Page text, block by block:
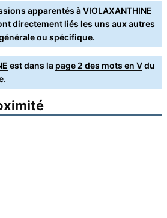
apparentés à VIOLAXANTHINE
directement liés les uns aux autres
ou spécifique.
est dans la page 2 des mots en Vdu